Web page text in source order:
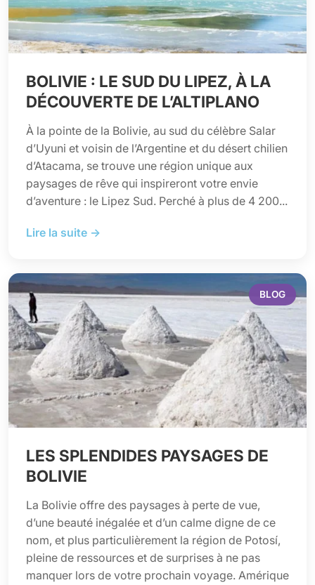
BOLIVIE : LE SUD DU LIPEZ, À LA
DÉCOUVERTE DE L’ALTIPLANO
À la pointe de la Bolivie, au sud du célèbre Salar
d’Uyuni et voisin de l’Argentine et du désert chilien
d’Atacama, se trouve une région unique aux
paysages de rêve qui inspireront votre envie
d’aventure : le Lipez Sud. Perché à plus de 4 200...
Lire la suite →
BLOG
LES SPLENDIDES PAYSAGES DE
BOLIVIE
La Bolivie offre des paysages à perte de vue,
d’une beauté inégalée et d’un calme digne de ce
nom, et plus particulièrement la région de Potosí,
pleine de ressources et de surprises à ne pas
manquer lors de votre prochain voyage. Amérique